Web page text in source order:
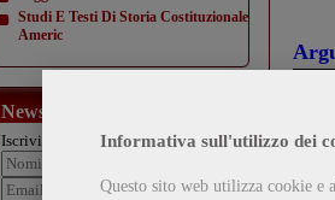
Informativa sull'utilizzo dei
Questo sito web utilizza cookie e
Studi E Testi Di Storia Costituzionale
Americ
Newsletter
Iscriviti alla nostra newsletter: